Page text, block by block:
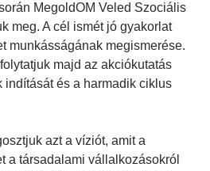
MegoldOM Veled Szociális
meg. A cél ismét jó gyakorlat
munkásságának megismerése.
majd az akciókutatás
indítását és a harmadik ciklus
azt a víziót, amit a
a társadalami vállalkozásokról